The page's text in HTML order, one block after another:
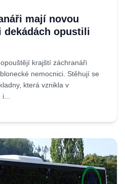
mají novou
dekádách opustili
krajští záchranáři
nemocnici. Stěhují se
která vznikla v